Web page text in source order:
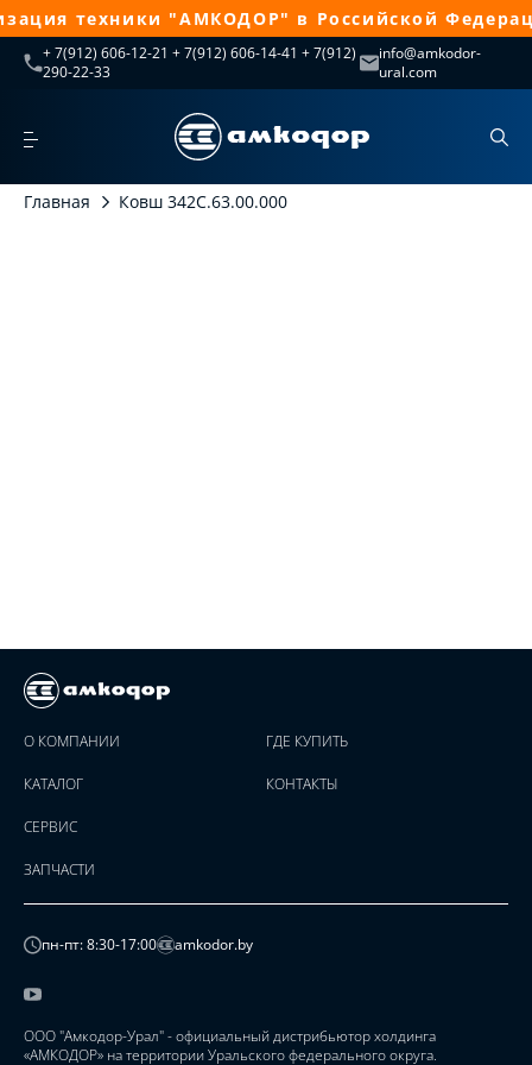
техники "АМКОДОР" в Российской
+ 7(912) 606-12-21 + 7(912) 606-14-41 + 7(912)
290-22-33
info@amkodor-
ural.com
Главная Ковш 342С.63.00.000
О КОМПАНИИ
КАТАЛОГ
СЕРВИС
ЗАПЧАСТИ
ГДЕ КУПИТЬ
КОНТАКТЫ
пн-пт: 8:30-17:00 amkodor.by
ООО "Амкодор-Урал" - официальный дистрибьютор холдинга
«АМКОДОР» на территории Уральского федерального округа.